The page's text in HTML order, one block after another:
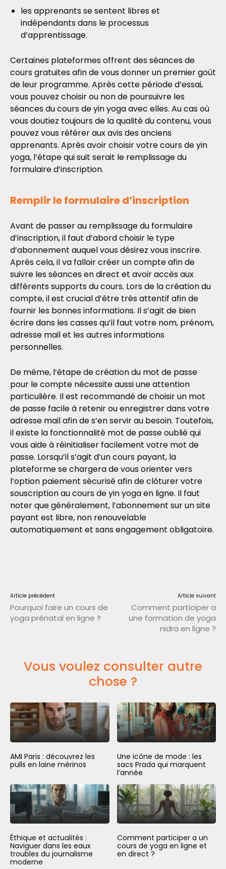
les apprenants se sentent libres et
indépendants dans le processus
d’apprentissage.
Certaines plateformes offrent des séances de
cours gratuites afin de vous donner un premier goût
de leur programme. Après cette période d’essai,
vous pouvez choisir ou non de poursuivre les
séances du cours de yin yoga avec elles. Au cas où
vous doutiez toujours de la qualité du contenu, vous
pouvez vous référer aux avis des anciens
apprenants. Après avoir choisir votre cours de yin
yoga, l’étape qui suit serait le remplissage du
formulaire d’inscription.
Remplir le formulaire d’inscription
Avant de passer au remplissage du formulaire
d’inscription, il faut d’abord choisir le type
d’abonnement auquel vous désirez vous inscrire.
Après cela, il va falloir créer un compte afin de
suivre les séances en direct et avoir accès aux
différents supports du cours. Lors de la création du
compte, il est crucial d’être très attentif afin de
fournir les bonnes informations. Il s’agit de bien
écrire dans les casses qu’il faut votre nom, prénom,
adresse mail et les autres informations
personnelles.
De même, l’étape de création du mot de passe
pour le compte nécessite aussi une attention
particulière. Il est recommandé de choisir un mot
de passe facile à retenir ou enregistrer dans votre
adresse mail afin de s’en servir au besoin. Toutefois,
il existe la fonctionnalité mot de passe oublié qui
vous aide à réinitialiser facilement votre mot de
passe. Lorsqu’il s’agit d’un cours payant, la
plateforme se chargera de vous orienter vers
l’option paiement sécurisé afin de clôturer votre
souscription au cours de yin yoga en ligne. Il faut
noter que généralement, l’abonnement sur un site
payant est libre, non renouvelable
automatiquement et sans engagement obligatoire.
Article précédent
Pourquoi faire un cours de
yoga prénatal en ligne ?
Article suivant
Comment participer a
une formation de yoga
nidra en ligne ?
Vous voulez consulter autre
chose ?
AMI Paris : découvrez les
pulls en laine mérinos
Une icône de mode : les
sacs Prada qui marquent
l’année
Éthique et actualités :
Naviguer dans les eaux
troubles du journalisme
moderne
Comment participer a un
cours de yoga en ligne et
en direct ?